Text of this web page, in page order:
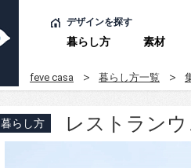
デザインを探す
暮らし方 素材
feve casa 暮らし方一覧
暮らし方 レストラン